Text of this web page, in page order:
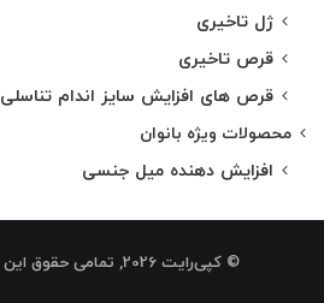
ژل تاخیری
قرص تاخیری
قرص های افزایش سایز اندام تناسلی
محصولات ویژه بانوان
افزایش دهنده میل جنسی
© کپی‌رایت 2026, تمامی حقوق این سایت محفوظ است